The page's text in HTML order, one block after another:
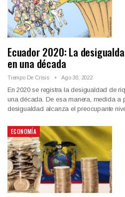
Ecuador 2020: La
en una década
Tiempo De Crisis Ago 30, 2022
En 2020 se registra la desigualdad de
una década. De esa manera, medida a
desigualdad alcanza el preocupante
ECONOMÍA